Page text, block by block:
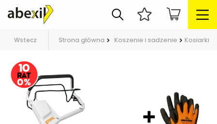
Wstecz Strona główna Koszenie i sadzenie Kosiarki